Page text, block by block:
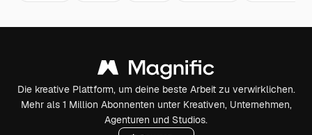
Die kreative Plattform, um deine beste Arbeit zu verwirklichen.
Mehr als 1 Million Abonnenten unter Kreativen, Unternehmen,
Agenturen und Studios.